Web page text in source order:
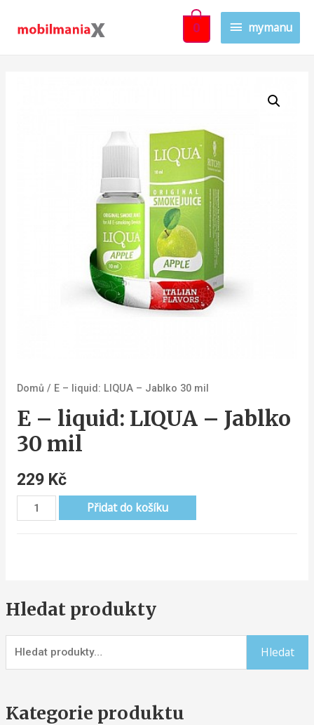
mymanu
0
Hledat produkty
Hledat
Kategorie produktu
Domů / E – liquid: LIQUA – Jablko 30 mil
E – liquid: LIQUA – Jablko
30 mil
229 Kč
Přidat do košíku